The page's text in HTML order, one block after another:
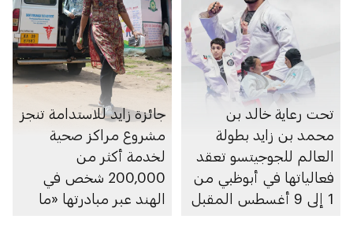
تحت رعاية خالد بن
محمد بن زايد بطولة
العالم للجوجيتسو تعقد
فعالياتها في أبوظبي من
1 إلى 9 أغسطس المقبل
جائزة زايد للاستدامة تنجز
مشروع مراكز صحية
لخدمة أكثر من
200,000 شخص في
الهند عبر مبادرتها «ما